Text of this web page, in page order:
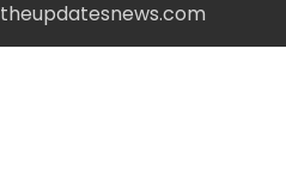
theupdatesnews.com